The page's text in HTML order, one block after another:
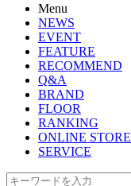
Menu
NEWS
EVENT
FEATURE
RECOMMEND
Q&A
BRAND
FLOOR
RANKING
ONLINE STORE
SERVICE